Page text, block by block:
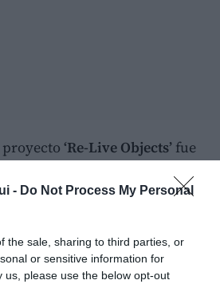
- Do Not Process My Personal
the sale, sharing to third parties, or
or sensitive information for
us, please use the below opt-out
‘Re-Live Objects’ fue
Martínez, al tutor del equipo
nació a partir de una
el creciente volumen de